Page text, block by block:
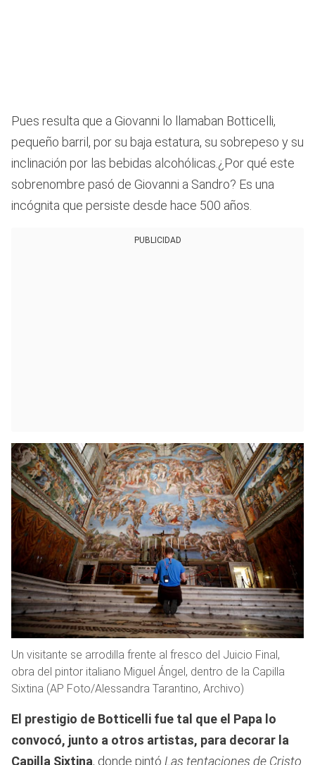
Pues resulta que a Giovanni lo llamaban Botticelli,
pequeño barril, por su baja estatura, su sobrepeso y su
inclinación por las bebidas alcohólicas.¿Por qué este
sobrenombre pasó de Giovanni a Sandro? Es una
incógnita que persiste desde hace 500 años.
PUBLICIDAD
Un visitante se arrodilla frente al fresco del Juicio Final,
obra del pintor italiano Miguel Ángel, dentro de la Capilla
Sixtina (AP Foto/Alessandra Tarantino, Archivo)
El prestigio de Botticelli fue tal que el Papa lo
convocó, junto a otros artistas, para decorar la
Capilla Sixtina, donde pintó Las tentaciones de Cristo